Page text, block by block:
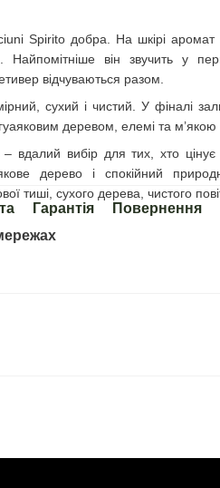
Spirito добра. На шкірі аромат
Найпомітніше він звучить у
відчуваються разом.
сухий і чистий. У фіналі
деревом, елемі та м’якою
вдалий вибір для тих, хто цінує
дерево і спокійний
тиші, сухого дерева, чистого
Гарантія
Повернення